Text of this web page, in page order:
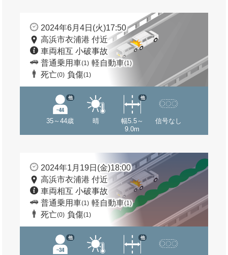
2024年6月4日(火)17:50
高浜市衣浦港 付近
車両相互 小破事故
普通乗用車(1) 軽自動車(1)
死亡(0) 負傷(1)
35～44歳
他
晴
幅5.5～
9.0m
他
信号なし
2024年1月19日(金)18:00
高浜市衣浦港 付近
車両相互 小破事故
普通乗用車(1) 軽自動車(1)
死亡(0) 負傷(1)
他 他